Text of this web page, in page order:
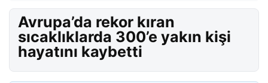
Avrupa’da rekor kıran
sıcaklıklarda 300’e yakın kişi
hayatını kaybetti